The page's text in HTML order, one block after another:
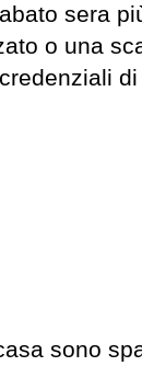
sera
o una
sono